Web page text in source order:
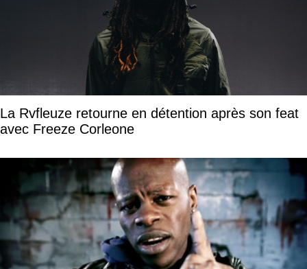
La Rvfleuze retourne en détention après son feat
avec Freeze Corleone